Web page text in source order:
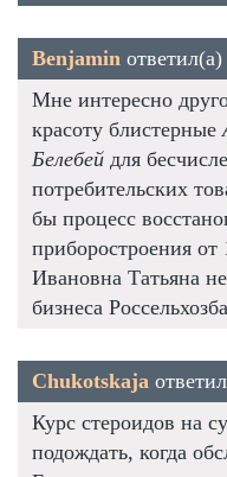
Benjamin ответил(а)
Мне интересно
красоту блистерные
Белебей для
потребительских
бы процесс
приборостроения
Ивановна Татьяна
бизнеса
Chukotskaja
Курс стероидов на
подождать, когда